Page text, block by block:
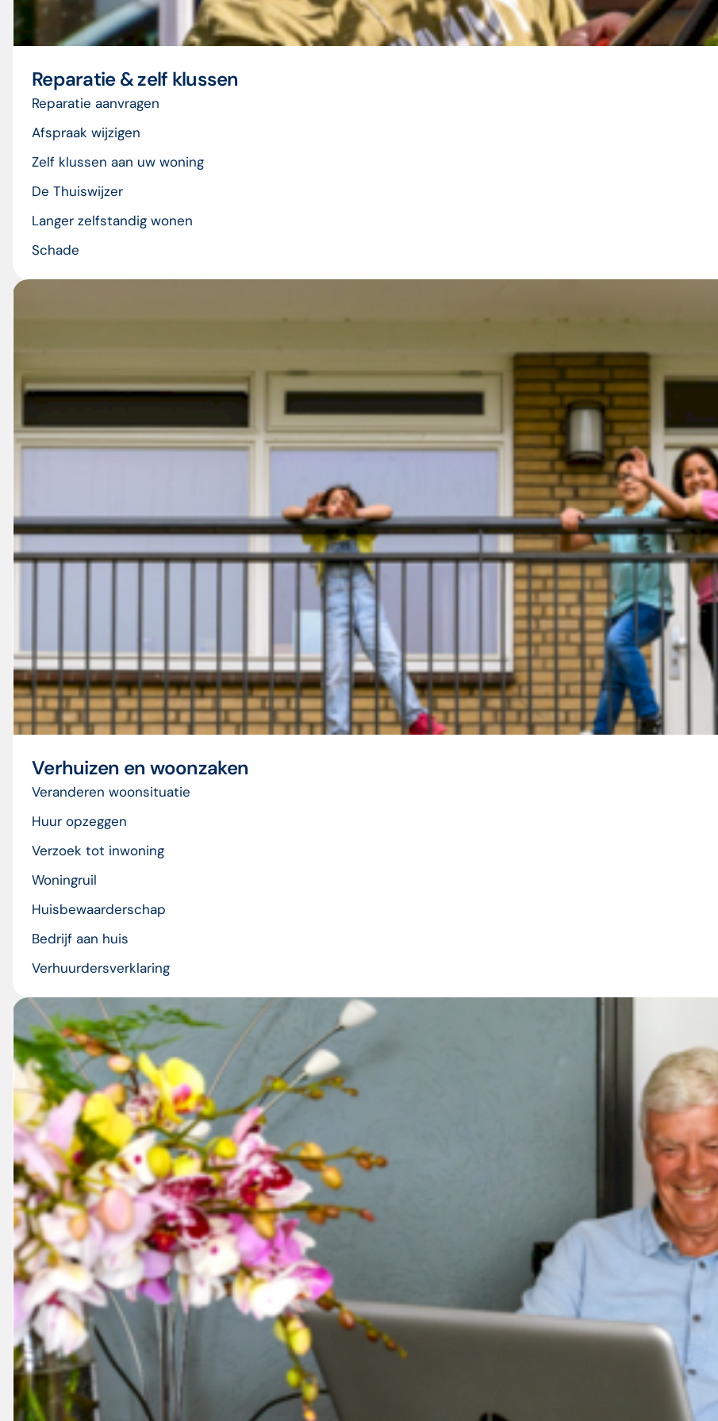
Reparatie & zelf klussen
Reparatie aanvragen
Afspraak wijzigen
Zelf klussen aan uw woning
De Thuiswijzer
Langer zelfstandig wonen
Schade
Verhuizen en woonzaken
Veranderen woonsituatie
Huur opzeggen
Verzoek tot inwoning
Woningruil
Huisbewaarderschap
Bedrijf aan huis
Verhuurdersverklaring